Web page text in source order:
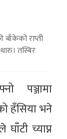
राप्ती
तस्बिर
पञ्जामा
हँसिया भने
च्याप्न